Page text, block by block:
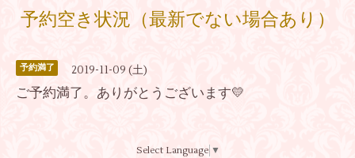
予約空き状況（最新でない場合あり）
予約満了 2019-11-09 (土)
ご予約満了。ありがとうございます💛
Select Language ▼